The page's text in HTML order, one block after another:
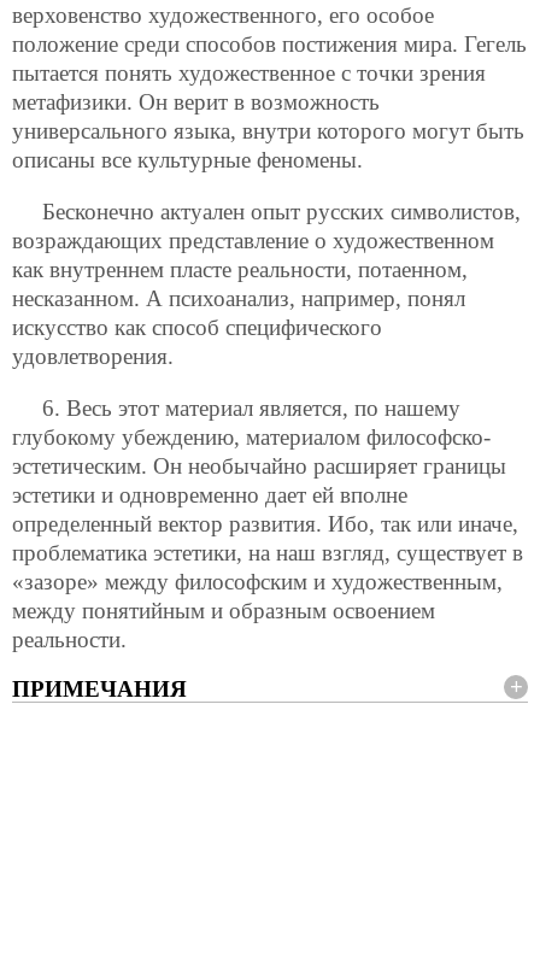
верховенство художественного, его особое
положение среди способов постижения мира. Гегель
пытается понять художественное с точки зрения
метафизики. Он верит в возможность
универсального языка, внутри которого могут быть
описаны все культурные феномены.
Бесконечно актуален опыт русских символистов,
возраждающих представление о художественном
как внутреннем пласте реальности, потаенном,
несказанном. А психоанализ, например, понял
искусство как способ специфического
удовлетворения.
6. Весь этот материал является, по нашему
глубокому убеждению, материалом философско-
эстетическим. Он необычайно расширяет границы
эстетики и одновременно дает ей вполне
определенный вектор развития. Ибо, так или иначе,
проблематика эстетики, на наш взгляд, существует в
«зазоре» между философским и художественным,
между понятийным и образным освоением
реальности.
ПРИМЕЧАНИЯ